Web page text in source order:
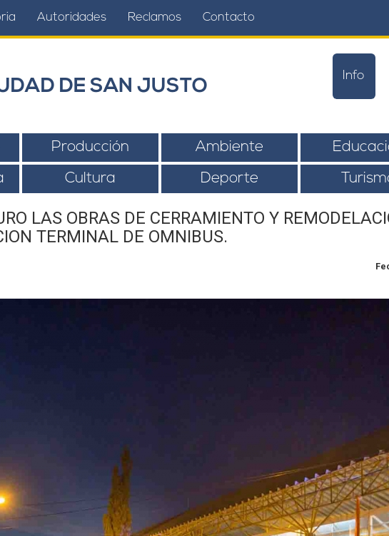
Autoridades Reclamos Contacto
DE SAN JUSTO
Info
Producción Ambiente
Cultura Deporte
LAS OBRAS DE CERRAMIENTO Y
TERMINAL DE OMNIBUS.